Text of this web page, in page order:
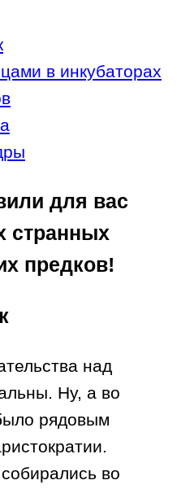
в инкубаторах
для вас
странных
предков!
над
Ну, а во
рядовым
во